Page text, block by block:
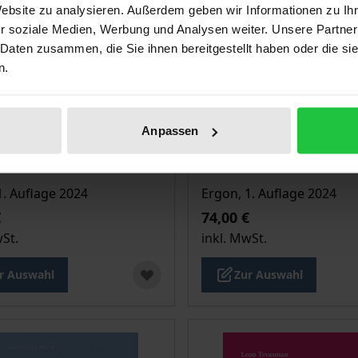
zu analysieren. Außerdem geben wir Informationen zu
soziale Medien, Werbung und Analysen weiter. Unsere
zusammen, die Sie ihnen bereitgestellt haben oder die
Anpassen
dieses Titels richtet sich nach der gewählten
Auflage 2024
Auswahl
Linguistik der
Der Preis dieses Titels
Ergon, 1. Auflage 2024
74,00 €
inkl. MwSt.
Zur Auswahl